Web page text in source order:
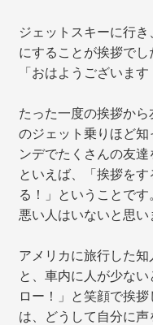
ジェットスキーに行
にすることが挨拶でし
「おはようございます
たった一度の挨拶か
のジェット乗りほど
ンデでたくさんの友
といえば、「挨拶を
る！」ということです
悪い人はいないと思い
アメリカに旅行した
と、車内に人が少な
ロー！」と笑顔で挨
は、どうして自分に